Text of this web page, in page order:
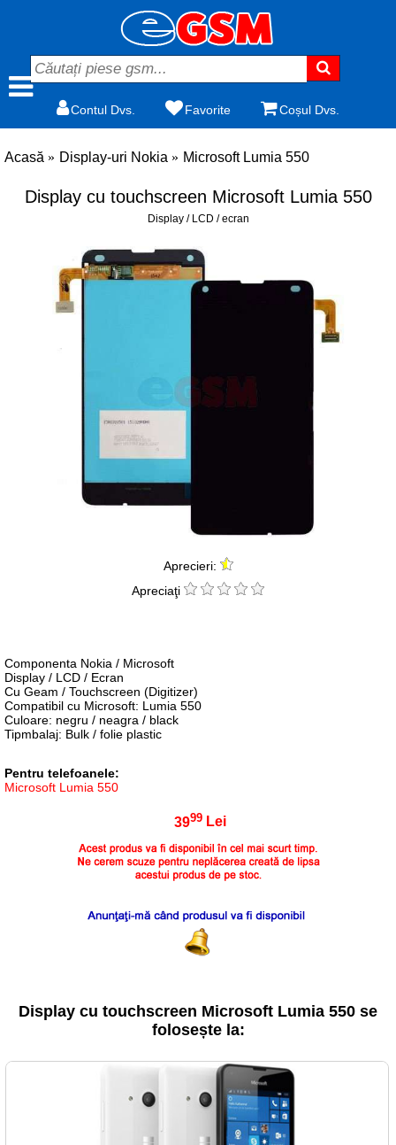
Contul Dvs. Favorite Coșul Dvs.
Acasă Display-uri Nokia Microsoft Lumia 550
Display cu touchscreen Microsoft Lumia 550
Display / LCD / ecran
Aprecieri:
Apreciaţi
Componenta Nokia / Microsoft
Display / LCD / Ecran
Cu Geam / Touchscreen (Digitizer)
Compatibil cu Microsoft: Lumia 550
Culoare: negru / neagra / black
Tipmbalaj: Bulk / folie plastic
Pentru telefoanele:
Microsoft Lumia 550
3999 Lei
Display cu touchscreen Microsoft Lumia 550 se
folosește la: